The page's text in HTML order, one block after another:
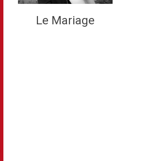
Le Mariage